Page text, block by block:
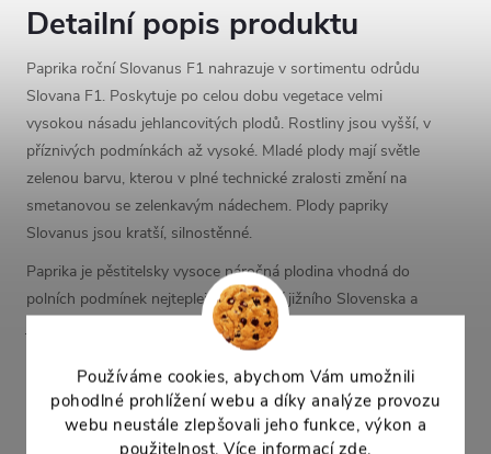
Používáme cookies, abychom Vám umožnili
pohodlné prohlížení webu a díky analýze provozu
webu neustále zlepšovali jeho funkce, výkon a
použitelnost. Více informací zde.
Detailní popis produktu
Paprika roční Slovanus F1 nahrazuje v sortimentu odrůdu
Slovana F1. Poskytuje po celou dobu vegetace velmi
vysokou násadu jehlancovitých plodů. Rostliny jsou vyšší, v
příznivých podmínkách až vysoké. Mladé plody mají světle
zelenou barvu, kterou v plné technické zralosti změní na
smetanovou se zelenkavým nádechem. Plody papriky
Slovanus jsou kratší, silnostěnné.
Paprika je pěstitelsky vysoce náročná plodina vhodná do
polních podmínek nejteplejších oblastí jižního Slovenska a
jižní Moravy. V ostatních oblastech žádá pěstování v krytých
nebo chráněných prostorech. Nejvhodnější jsou záhřevné,
humózní a dostatečně vododržné půdy. Pro polní pěstování
vyséváme v krytých prostorách v první polovině března. Pro
dobré vzcházení je třeba zajistit minimální teploty 20 – 22 °C